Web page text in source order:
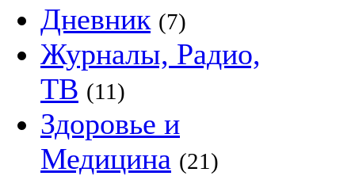
Дневник (7)
Журналы, Радио,
ТВ (11)
Здоровье и
Медицина (21)